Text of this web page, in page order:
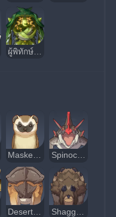
ผู้พิทักษ์โอเอซิสของ Apep
Masked Weasel Spinocrocodile